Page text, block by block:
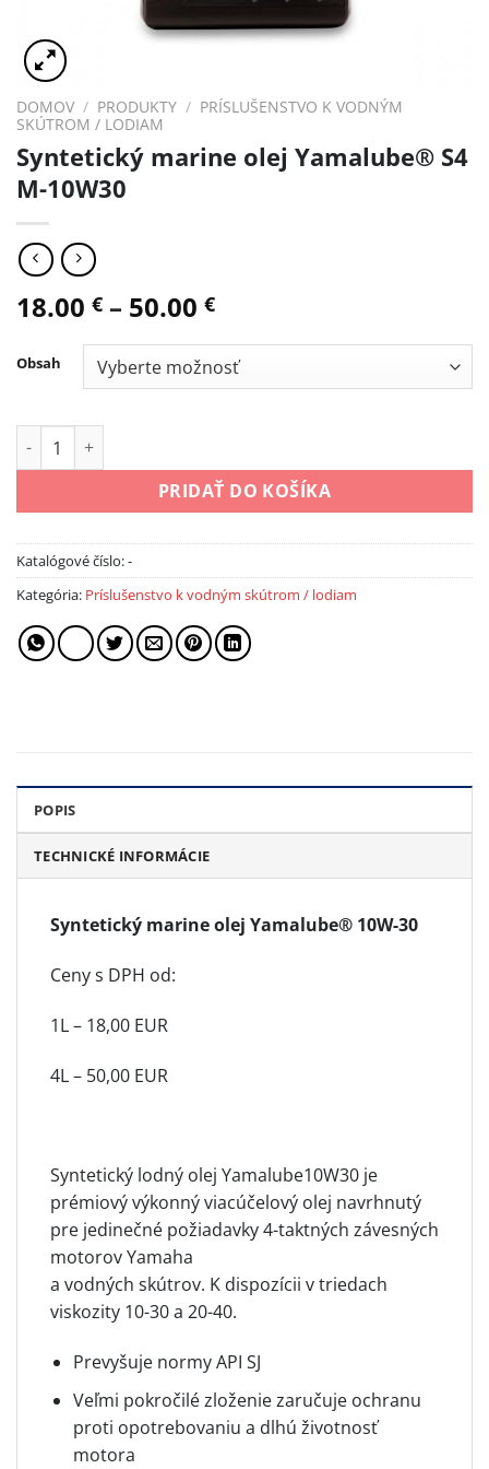
DOMOV / PRODUKTY / PRÍSLUŠENSTVO K VODNÝM
SKÚTROM / LODIAM
Syntetický marine olej Yamalube® S4
M-10W30
18.00 € – 50.00 €
Obsah
množstvo Syntetický marine olej Yamalube® S4 M-10W30
PRIDAŤ DO KOŠÍKA
Katalógové číslo:-
Kategória: Príslušenstvo k vodným skútrom / lodiam
POPIS
TECHNICKÉ INFORMÁCIE
Syntetický marine olej Yamalube® 10W-30
Ceny s DPH od:
1L – 18,00 EUR
4L – 50,00 EUR
Syntetický lodný olej Yamalube10W30 je
prémiový výkonný viacúčelový olej navrhnutý
pre jedinečné požiadavky 4-taktných závesných
motorov Yamaha
a vodných skútrov. K dispozícii v triedach
viskozity 10-30 a 20-40.
Prevyšuje normy API SJ
Veľmi pokročilé zloženie zaručuje ochranu
proti opotrebovaniu a dlhú životnosť
motora